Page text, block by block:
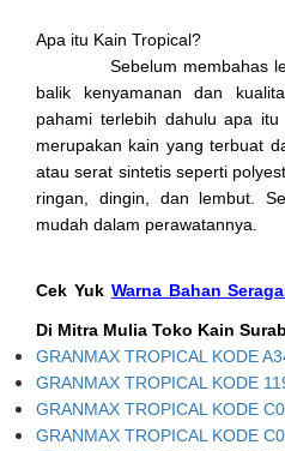
Apa itu Kain Tropical?
Sebelum membahas
balik kenyamanan dan
pahami terlebih dahulu apa
merupakan kain yang terbuat
atau serat sintetis seperti
ringan, dingin, dan lembut.
mudah dalam perawatannya.
Cek Yuk Warna Bahan
Di Mitra Mulia Toko Kain
GRANMAX TROPICAL KODE
GRANMAX TROPICAL KODE
GRANMAX TROPICAL KODE
GRANMAX TROPICAL KODE